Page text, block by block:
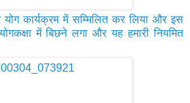
कार्यक्रम में सम्मिलित कर लिया और इस
में बिछने लगा और यह हमारी नियमित